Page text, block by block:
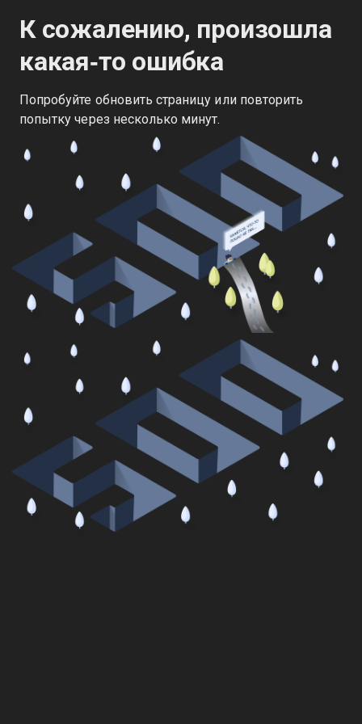
К сожалению, произошла
какая‑то ошибка
Попробуйте обновить страницу или повторить
попытку через несколько минут.